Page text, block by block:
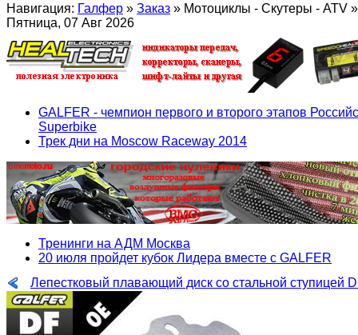
Навигация: Галфер » Заказ » Мотоциклы - Скутеры - ATV »
Пятница, 07 Авг 2026
GALFER - чемпион первого и второго этапов
Superbike
Трек дни на Moscow Raceway 2014
Тренинги на АДМ Москва
20 июля пройдет кубок Лидера вместе с GALFER
Лепестковый плавающий диск со стальной ступицей